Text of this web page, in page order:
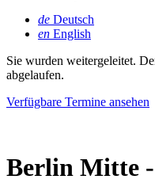
de Deutsch
en English
Sie wurden weitergeleitet.
abgelaufen.
Verfügbare Termine ansehen
Berlin Mitte